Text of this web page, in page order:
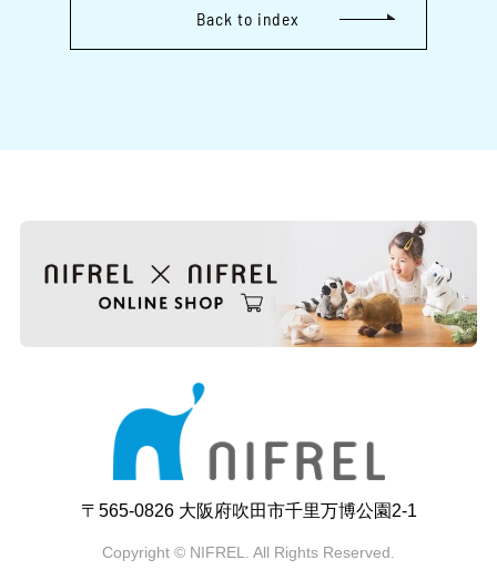
Back to index
〒565-0826 大阪府吹田市千里万博公園2-1
Copyright © NIFREL. All Rights Reserved.